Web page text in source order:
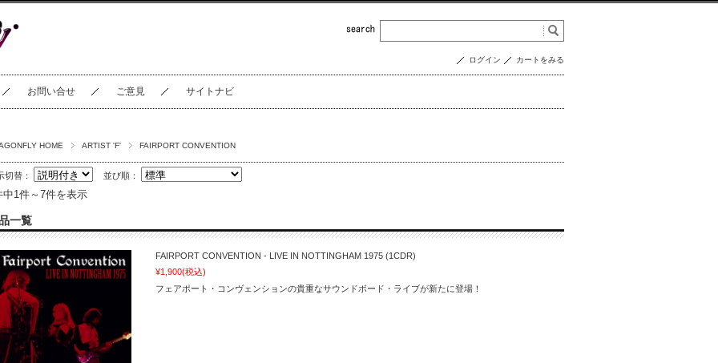
ログイン カートをみる
お問い合せ ご意見 サイトナビ
HOME ARTIST 'F' FAIRPORT CONVENTION
切替： 並び順：
中1件～7件を表示
一覧
FAIRPORT CONVENTION - LIVE IN NOTTINGHAM 1975 (1CDR)
¥1,900(税込)
フェアポート・コンヴェンションの貴重なサウンドボード・ライブが新たに登場！